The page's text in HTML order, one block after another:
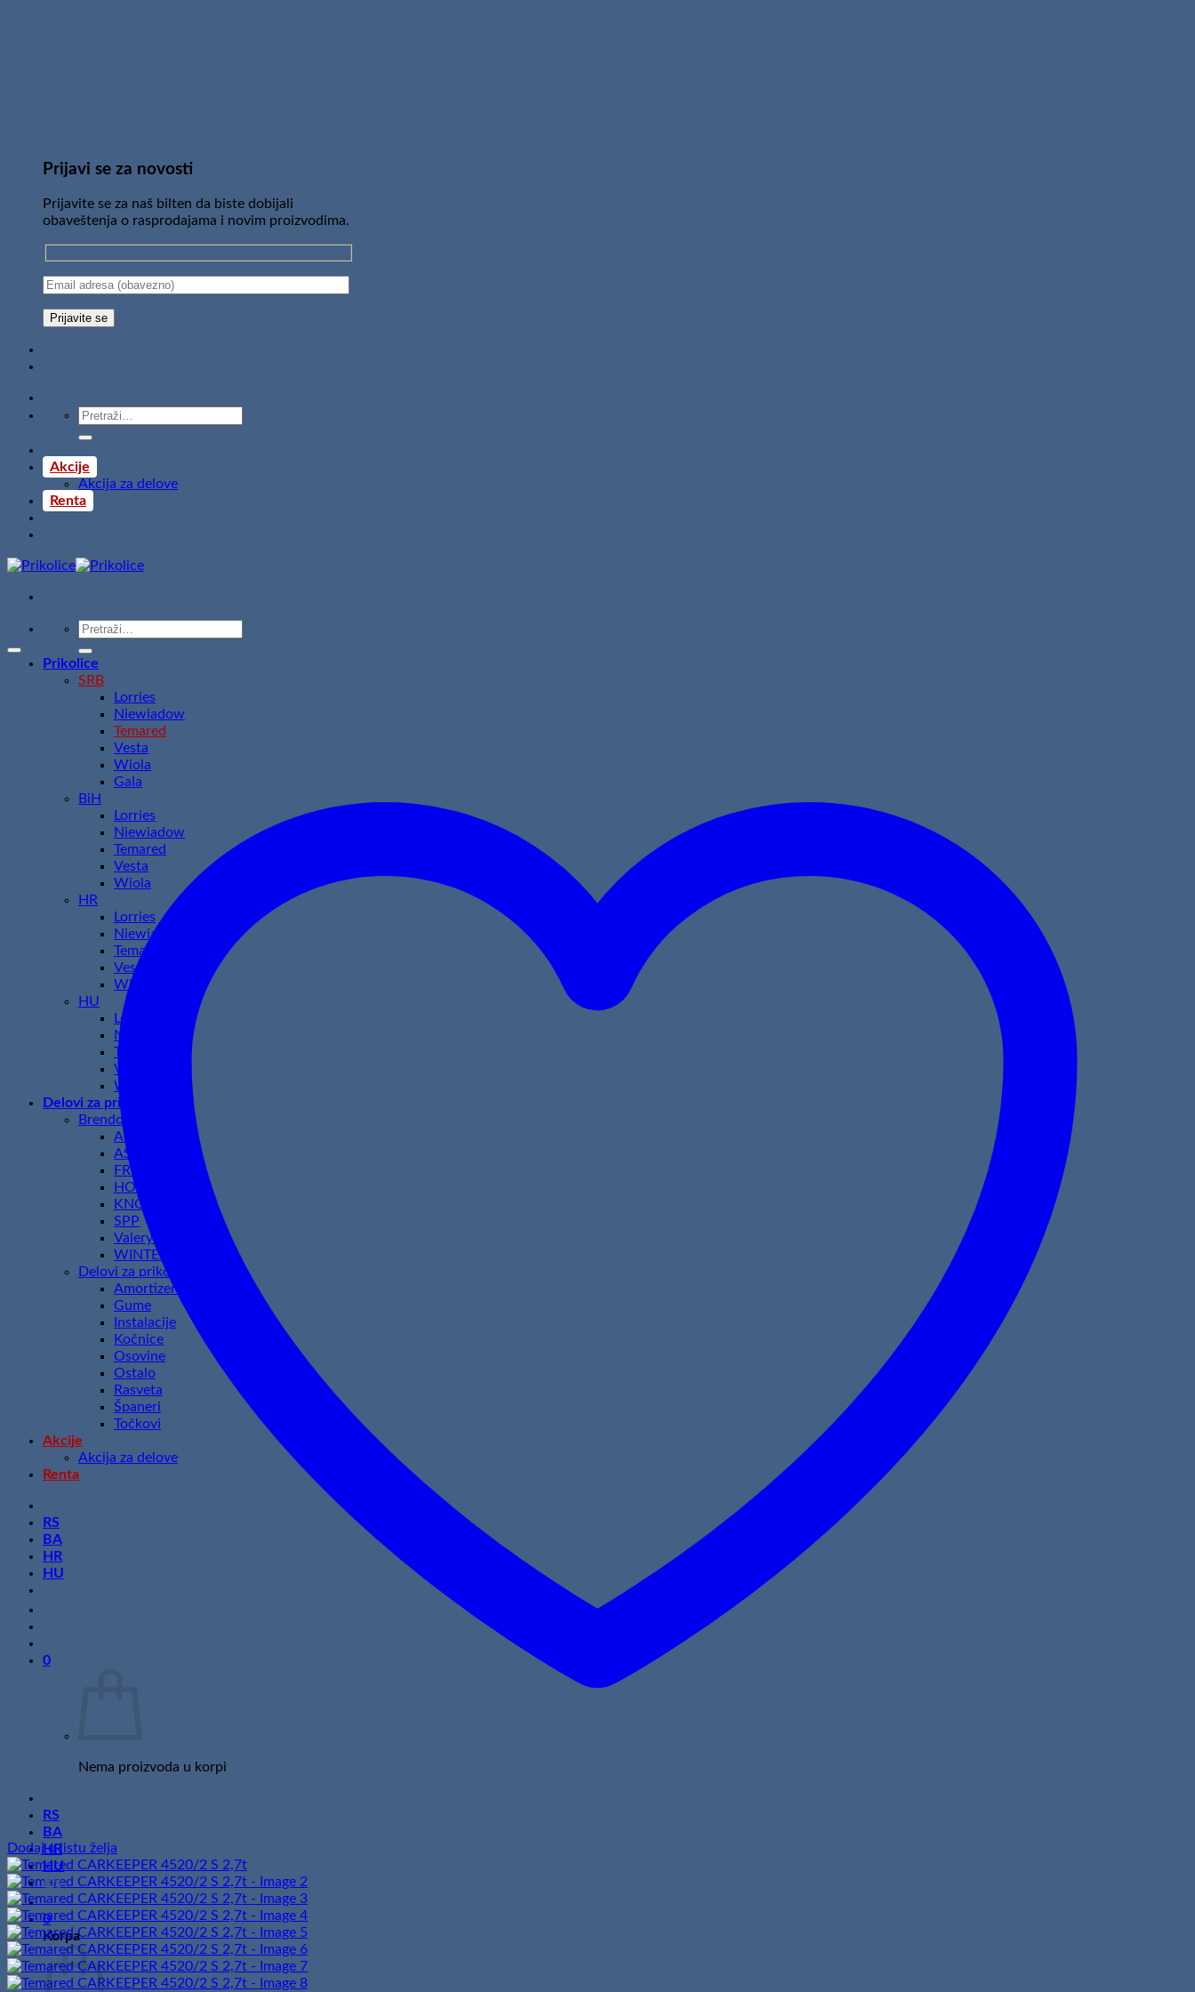
Prijavi se za novosti
Prijavite se za naš bilten da biste dobijali
obaveštenja o rasprodajama i novim proizvodima.
Pretraži:
Akcije
Akcija za delove
Renta
Pretraži:
Prikolice
SRB
Lorries
Niewiadow
Temared
Vesta
Wiola
Gala
BiH
Lorries
Niewiadow
Temared
Vesta
Wiola
HR
Lorries
Niewiadow
Temared
Vesta
Wiola
HU
Lorries
Niewiadow
Temared
Vesta
Wiola
Delovi za prikolice
Brendovi
AL-KO
ASPOCK
FRISTOM
HORPOL
KNOTT
SPP
Valeryd
WINTERHOFF
Delovi za prikolice
Amortizeri
Gume
Instalacije
Kočnice
Osovine
Ostalo
Rasveta
Španeri
Točkovi
Akcije
Akcija za delove
Renta
RS
BA
HR
HU
0
Nema proizvoda u korpi
RS
BA
HR
HU
0
Korpa
Dodaj u listu želja